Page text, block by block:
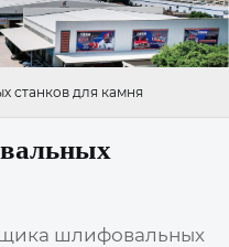
станков для камня
шлифовальных